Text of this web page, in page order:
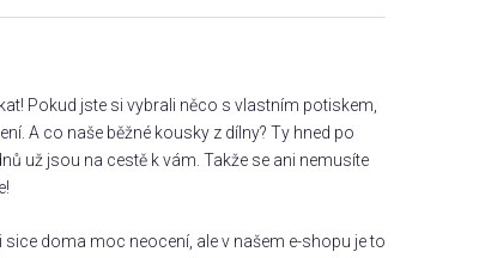
Pokud jste si vybrali něco s vlastním potiskem,
A co naše běžné kousky z dílny? Ty hned po
už jsou na cestě k vám. Takže se ani nemusíte
doma moc neocení, ale v našem e-shopu je to